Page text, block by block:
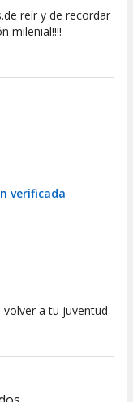
reír y de recordar
milenial!!!!
verificada
a tu juventud